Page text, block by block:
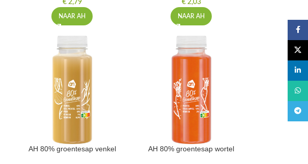
€2,79
NAAR AH
€2,03
NAAR AH
AH 80% groentesap venkel AH 80% groentesap wortel